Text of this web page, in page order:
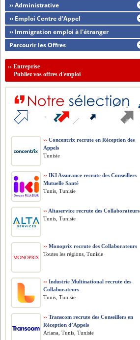
›› Administrative
›› Emploi Centre d'Appel
›› Immigration emploi à l'étranger
Parcourir les Offres
››Entreprise
Publiez vos offres d'emploi
›› Concentrix recrute en Réception des
Appels
Tunisie
›› IKI Assurance recrute des Conseillers
Mutuelle Santé
Tunis, Tunisie
›› Altaservice recrute des Collaborateurs
Tunis, Tunisie
›› Monoprix recrute des Collaborateurs
Toutes les régions, Tunisie
›› Industrie Multinational recrute des
Collaborateurs
Tunis, Tunisie
›› Transcom recrute des Conseillers en
Réception d’Appels
Ariana, Tunis, Tunisie